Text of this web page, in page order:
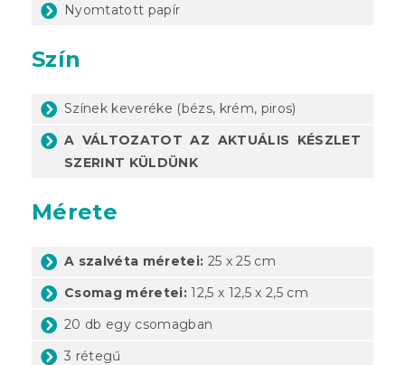
Nyomtatott papír
Szín
Színek keveréke (bézs, krém, piros)
A VÁLTOZATOT AZ AKTUÁLIS KÉSZLET
SZERINT KÜLDÜNK
Mérete
A szalvéta méretei: 25 x 25 cm
Csomag méretei: 12,5 x 12,5 x 2,5 cm
20 db egy csomagban
3 rétegű